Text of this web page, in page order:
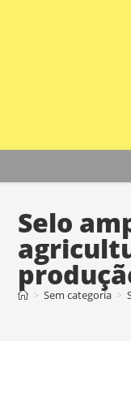
Selo
> Sem categoria >